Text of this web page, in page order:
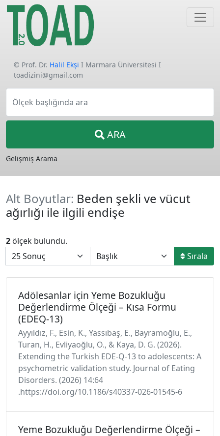
© Prof. Dr. Halil Ekşi I Marmara Üniversitesi I
toadizini@gmail.com
Ölçek başlığında ara
ARA
Gelişmiş Arama
Alt Boyutlar: Beden şekli ve vücut
ağırlığı ile ilgili endişe
2 ölçek bulundu.
Sırala
Adölesanlar için Yeme Bozukluğu
Değerlendirme Ölçeği – Kısa Formu
(EDEQ-13)
Ayyıldız, F., Esin, K., Yassıbaş, E., Bayramoğlu, E.,
Turan, H., Evliyaoğlu, O., & Kaya, D. G. (2026).
Extending the Turkish EDE-Q-13 to adolescents: A
psychometric validation study. Journal of Eating
Disorders. (2026) 14:64
.https://doi.org/10.1186/s40337-026-01545-6
Yeme Bozukluğu Değerlendirme Ölçeği –